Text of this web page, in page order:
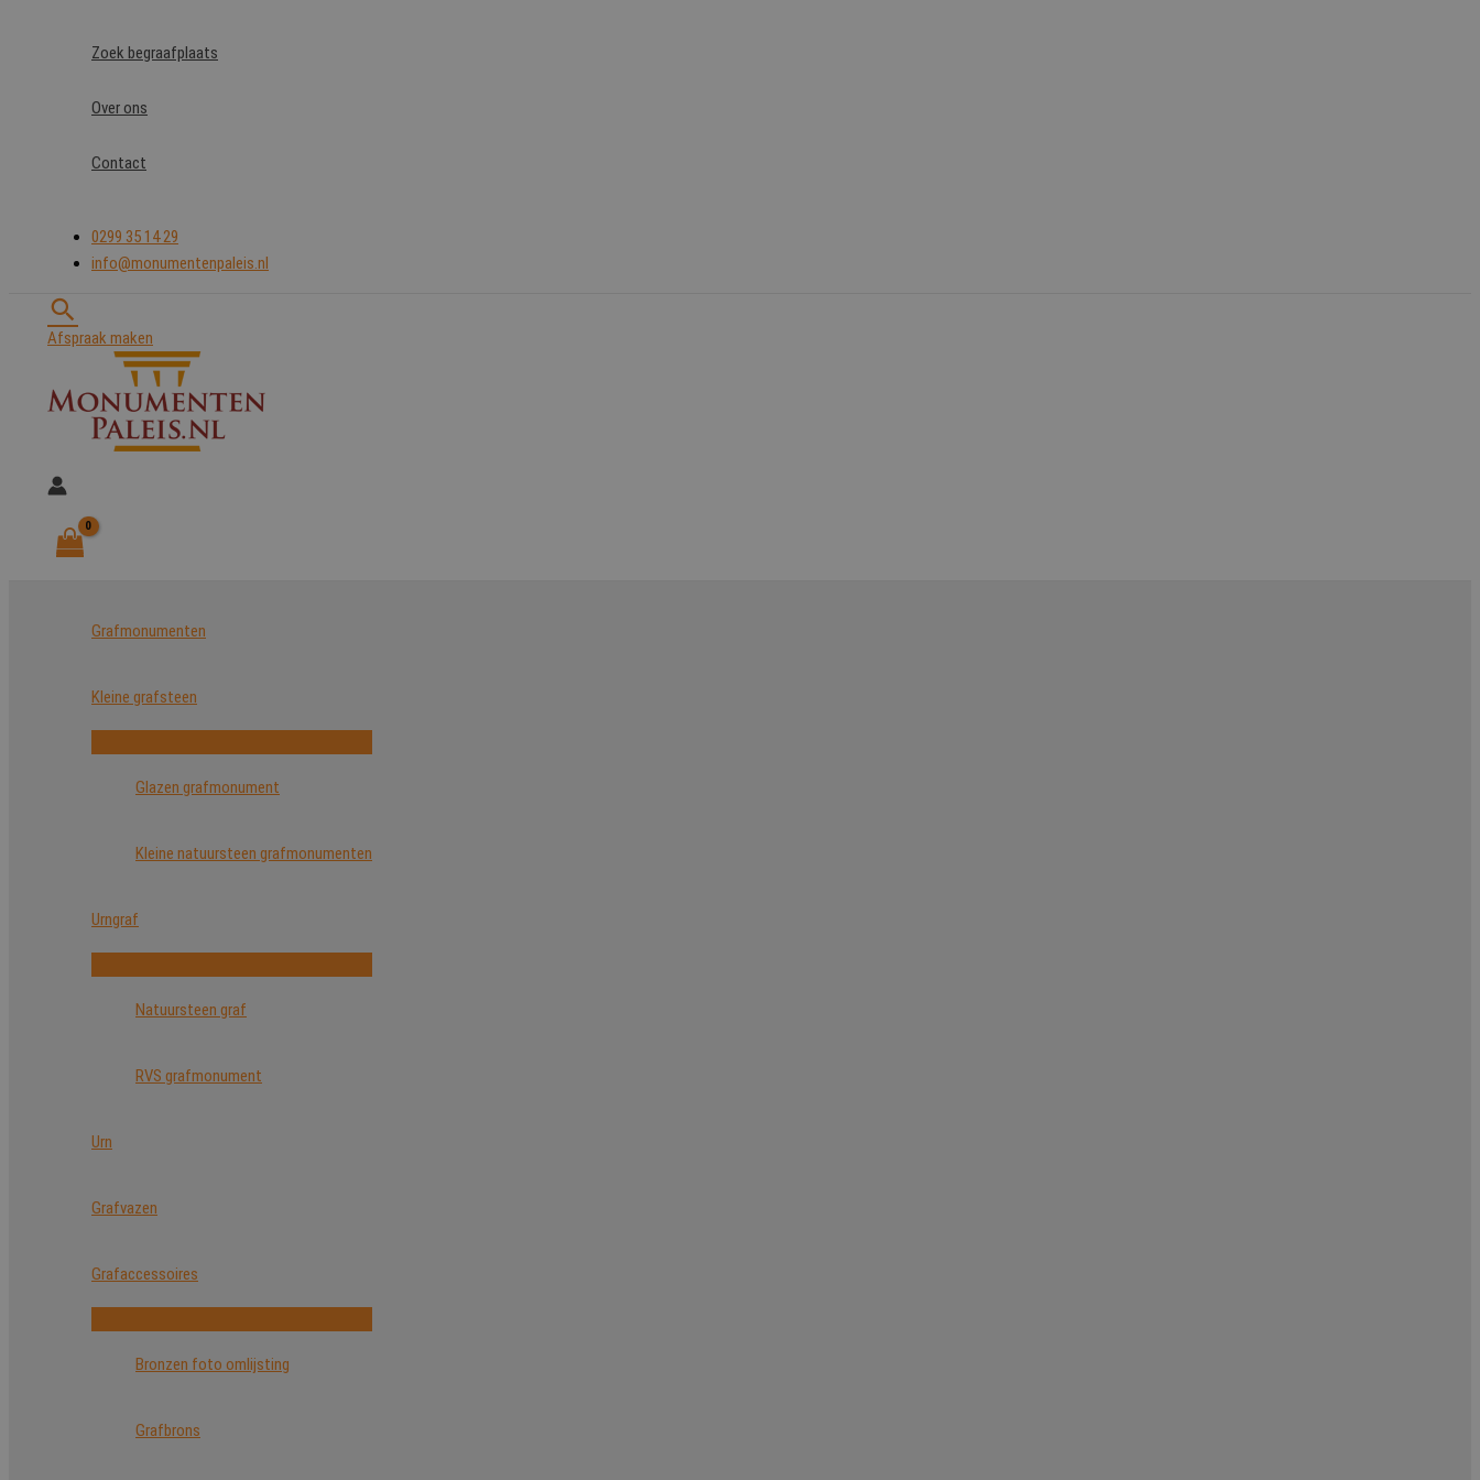
Zoek begraafplaats
Over ons
Contact
0299 35 14 29
info@monumentenpaleis.nl
Zoeken
Afspraak maken
Grafmonumenten
Kleine grafsteen
Glazen grafmonument
Kleine natuursteen grafmonumenten
Urngraf
Natuursteen graf
RVS grafmonument
Urn
Grafvazen
Grafaccessoires
Bronzen foto omlijsting
Grafbrons